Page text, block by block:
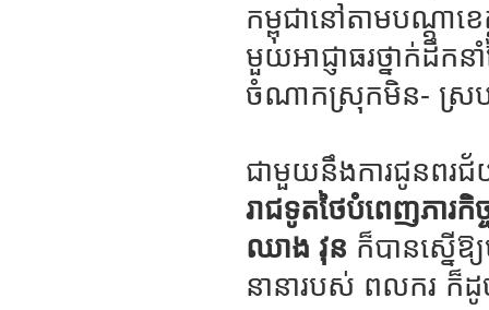
កម្ពុជានៅតាមបណ្តាខ
មួយអាជ្ញាធរថ្នាក់
ចំណាកស្រុកមិន- ស្រប
ជាមួយនឹងការជូនពរ
រាជទូតថៃបំពេញភារកិ
ឈាង វុន ក៏បានស្នើ
នានារបស់ ពលករ ក៏ដូ